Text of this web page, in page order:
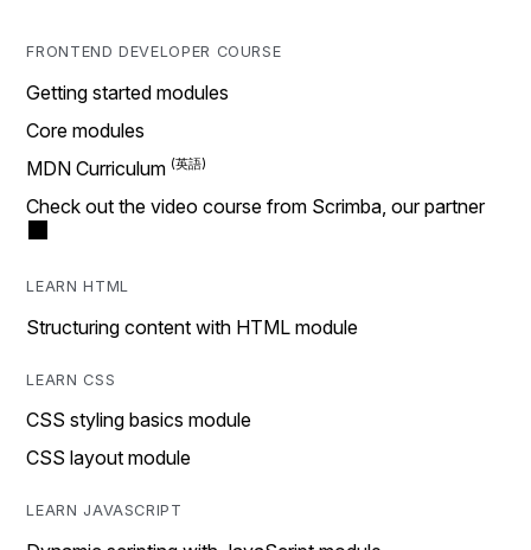
FRONTEND DEVELOPER COURSE
Getting started modules
Core modules
MDN Curriculum
Check out the video course from Scrimba, our partner
LEARN HTML
Structuring content with HTML module
LEARN CSS
CSS styling basics module
CSS layout module
LEARN JAVASCRIPT